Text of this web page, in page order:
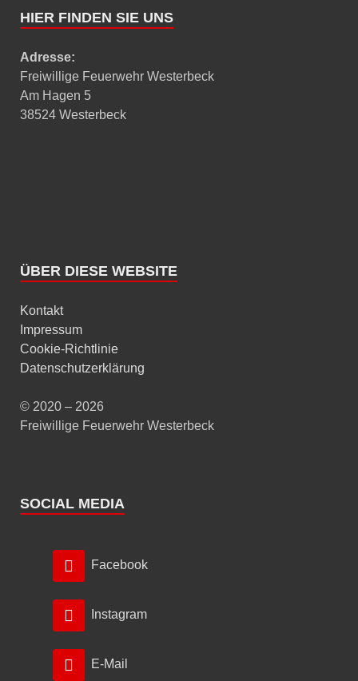
HIER FINDEN SIE UNS
Adresse:
Freiwillige Feuerwehr Westerbeck
Am Hagen 5
38524 Westerbeck
ÜBER DIESE WEBSITE
Kontakt
Impressum
Cookie-Richtlinie
Datenschutzerklärung
© 2020 – 2026
Freiwillige Feuerwehr Westerbeck
SOCIAL MEDIA
Facebook
Instagram
E-Mail